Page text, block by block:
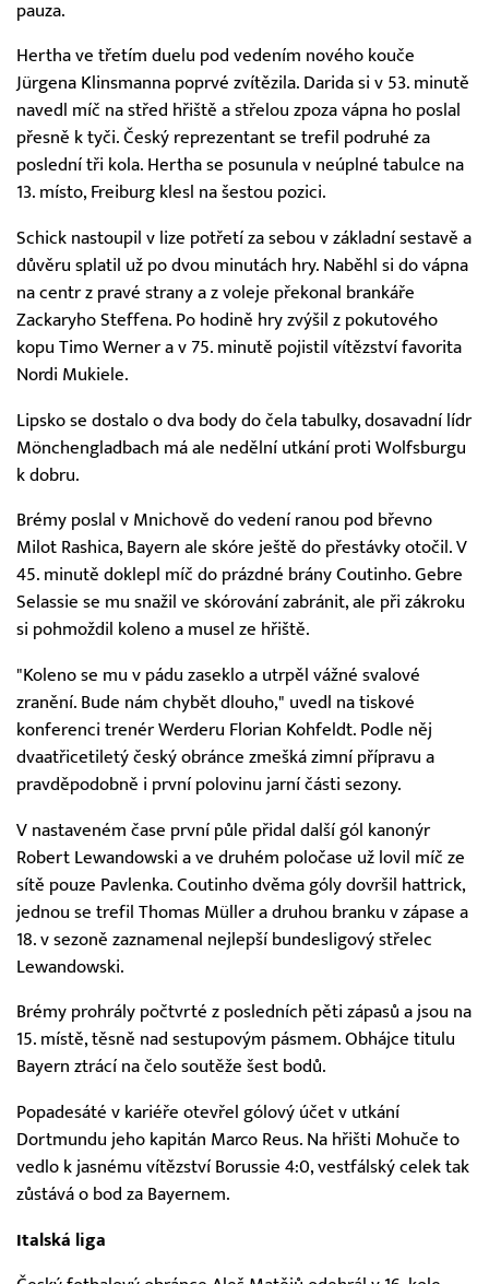
pauza.
Hertha ve třetím duelu pod vedením nového kouče
Jürgena Klinsmanna poprvé zvítězila. Darida si v 53. minutě
navedl míč na střed hřiště a střelou zpoza vápna ho poslal
přesně k tyči. Český reprezentant se trefil podruhé za
poslední tři kola. Hertha se posunula v neúplné tabulce na
13. místo, Freiburg klesl na šestou pozici.
Schick nastoupil v lize potřetí za sebou v základní sestavě a
důvěru splatil už po dvou minutách hry. Naběhl si do vápna
na centr z pravé strany a z voleje překonal brankáře
Zackaryho Steffena. Po hodině hry zvýšil z pokutového
kopu Timo Werner a v 75. minutě pojistil vítězství favorita
Nordi Mukiele.
Lipsko se dostalo o dva body do čela tabulky, dosavadní lídr
Mönchengladbach má ale nedělní utkání proti Wolfsburgu
k dobru.
Brémy poslal v Mnichově do vedení ranou pod břevno
Milot Rashica, Bayern ale skóre ještě do přestávky otočil. V
45. minutě doklepl míč do prázdné brány Coutinho. Gebre
Selassie se mu snažil ve skórování zabránit, ale při zákroku
si pohmoždil koleno a musel ze hřiště.
"Koleno se mu v pádu zaseklo a utrpěl vážné svalové
zranění. Bude nám chybět dlouho," uvedl na tiskové
konferenci trenér Werderu Florian Kohfeldt. Podle něj
dvaatřicetiletý český obránce zmešká zimní přípravu a
pravděpodobně i první polovinu jarní části sezony.
V nastaveném čase první půle přidal další gól kanonýr
Robert Lewandowski a ve druhém poločase už lovil míč ze
sítě pouze Pavlenka. Coutinho dvěma góly dovršil hattrick,
jednou se trefil Thomas Müller a druhou branku v zápase a
18. v sezoně zaznamenal nejlepší bundesligový střelec
Lewandowski.
Brémy prohrály počtvrté z posledních pěti zápasů a jsou na
15. místě, těsně nad sestupovým pásmem. Obhájce titulu
Bayern ztrácí na čelo soutěže šest bodů.
Popadesáté v kariéře otevřel gólový účet v utkání
Dortmundu jeho kapitán Marco Reus. Na hřišti Mohuče to
vedlo k jasnému vítězství Borussie 4:0, vestfálský celek tak
zůstává o bod za Bayernem.
Italská liga